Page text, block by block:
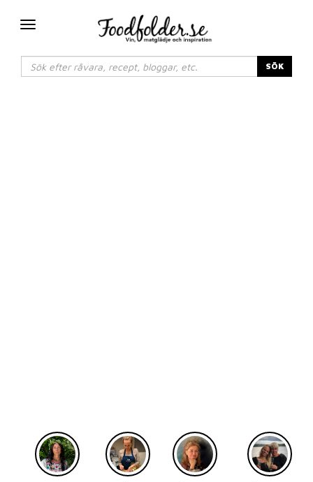
Växla
SÖK